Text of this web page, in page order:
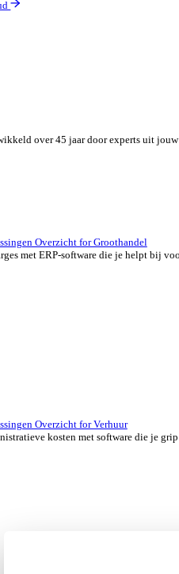
beslissingen en geef je
ontwikkeld over 45 jaar